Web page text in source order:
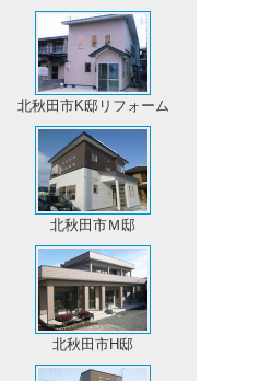
北秋田市K邸リフォーム
北秋田市Ｍ邸
北秋田市H邸